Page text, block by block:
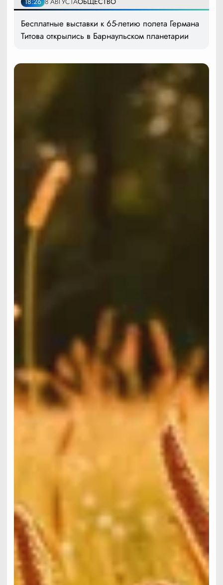
Бесплатные выставки к 65-летию полета Германа
Титова открылись в Барнаульском планетарии